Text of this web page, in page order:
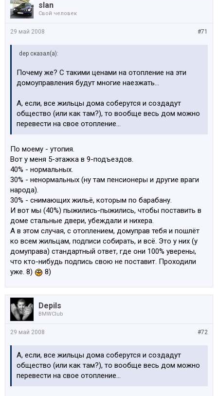
slan
Свой человек
#71
29 май 2008
dep сказал(а):
Почему же? С такими ценами на отопление на эти
домоуправления будут многие наезжать...
А, если, все жильцы дома соберутся и создадут
общество (или как там?), то вообще весь дом можно
перевести на свое отопление...
По моему - утопия.
Вот у меня 5-этажка в 9-подъездов.
40% - нормальных.
30% - ненормальных (ну там пенсионеры и другие враги
народа).
30% - снимающих жильё, которым по барабану.
И вот мы (40%) пыжились-пыжились, чтобы поставить в
доме стальные двери, убеждали и нихера.
А в этом случая, с отоплением, домуправ тебя и пошлёт
ко всем жильцам, подписи собирать, и всё. Это у них (у
домуправа) стандартный ответ, где они 100% уверены,
что кто-нибудь подпись свою не поставит. Проходили
уже. 8)
8)
Depils
BMWClub
#72
29 май 2008
А, если, все жильцы дома соберутся и создадут
общество (или как там?), то вообще весь дом можно
перевести на свое отопление...